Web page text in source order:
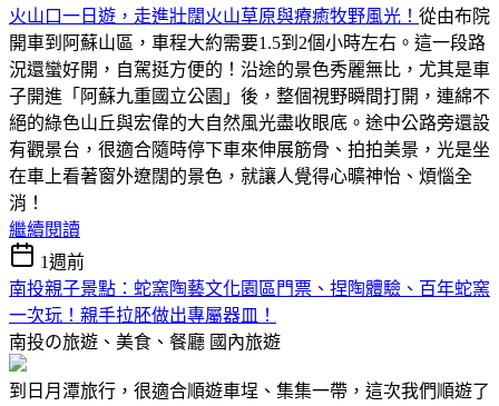
火山口一日遊，走進壯闊火山草原與療癒牧野風光！ 從由布院
開車到阿蘇山區，車程大約需要1.5到2個小時左右。這一段路
況還蠻好開，自駕挺方便的！沿途的景色秀麗無比，尤其是車
子開進「阿蘇九重國立公園」後，整個視野瞬間打開，連綿不
絕的綠色山丘與宏偉的大自然風光盡收眼底。途中公路旁還設
有觀景台，很適合隨時停下車來伸展筋骨、拍拍美景，光是坐
在車上看著窗外遼闊的景色，就讓人覺得心曠神怡、煩惱全
消！
繼續閱讀
1週前
南投親子景點：蛇窯陶藝文化園區門票、捏陶體驗、百年蛇窯
一次玩！親手拉胚做出專屬器皿！
南投の旅遊、美食、餐廳 國內旅遊
到日月潭旅行，很適合順遊車埕、集集一帶，這次我們順遊了